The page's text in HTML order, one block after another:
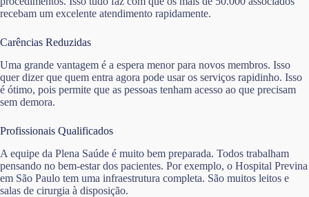
recebam um excelente atendimento rapidamente.
Carências Reduzidas
Uma grande vantagem é a espera menor para novos membros. Isso
quer dizer que quem entra agora pode usar os serviços rapidinho. Isso
é ótimo, pois permite que as pessoas tenham acesso ao que precisam
sem demora.
Profissionais Qualificados
A equipe da Plena Saúde é muito bem preparada. Todos trabalham
pensando no bem-estar dos pacientes. Por exemplo, o Hospital Previna
em São Paulo tem uma infraestrutura completa. São muitos leitos e
salas de cirurgia à disposição.